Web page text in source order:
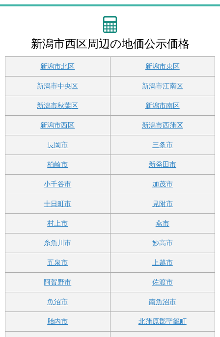
新潟市西区周辺の地価公示価格
新潟市北区 新潟市東区
新潟市中央区 新潟市江南区
新潟市秋葉区 新潟市南区
新潟市西区 新潟市西蒲区
長岡市 三条市
柏崎市 新発田市
小千谷市 加茂市
十日町市 見附市
村上市 燕市
糸魚川市 妙高市
五泉市 上越市
阿賀野市 佐渡市
魚沼市 南魚沼市
胎内市 北蒲原郡聖籠町